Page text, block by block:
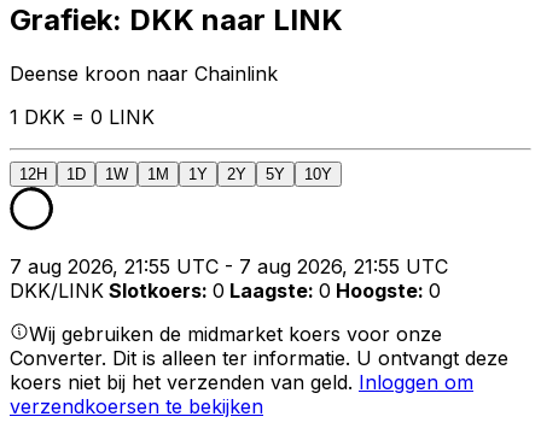
Grafiek: DKK naar LINK
Deense kroon naar Chainlink
1 DKK = 0 LINK
12H 1D 1W 1M 1Y 2Y 5Y 10Y
7 aug 2026, 21:55 UTC - 7 aug 2026, 21:55 UTC
DKK/LINK Slotkoers: 0 Laagste: 0 Hoogste: 0
Wij gebruiken de midmarket koers voor onze
Converter. Dit is alleen ter informatie. U ontvangt deze
koers niet bij het verzenden van geld. Inloggen om
verzendkoersen te bekijken